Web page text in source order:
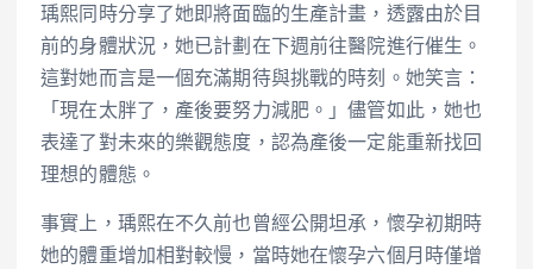
瑀熙同時分享了她即將面臨的生產計畫，透露由於目
前的身體狀況，她已計劃在下週前往醫院進行催生。
這對她而言是一個充滿期待與挑戰的時刻。她笑言：
「現在太胖了，產後要努力減肥。」儘管如此，她也
表達了對未來的樂觀態度，認為產後一定能重新找回
理想的體態。
事實上，瑀熙在不久前也曾經公開坦承，懷孕初期時
她的體重增加相對較慢，當時她在懷孕六個月時僅增